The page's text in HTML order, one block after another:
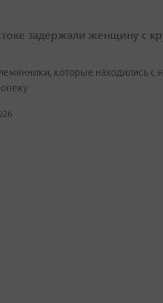
задержали женщину с
которые находились с